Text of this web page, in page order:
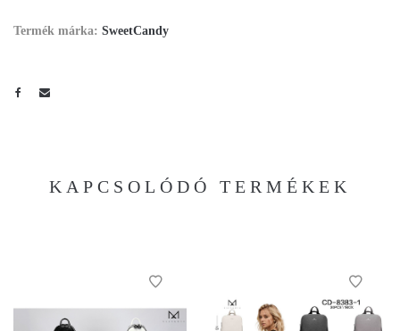
Termék márka: SweetCandy
KAPCSOLÓDÓ TERMÉKEK